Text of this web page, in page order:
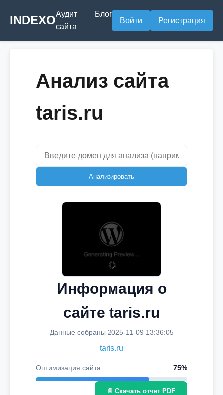
INDEXOАудит
сайта
Блог
Войти Регистрация
Анализ сайта
taris.ru
Анализировать
Информация о
сайте taris.ru
Данные собраны 2025-11-09 13:36:05
taris.ru
Оптимизация сайта 75%
📄 Скачать отчет PDF